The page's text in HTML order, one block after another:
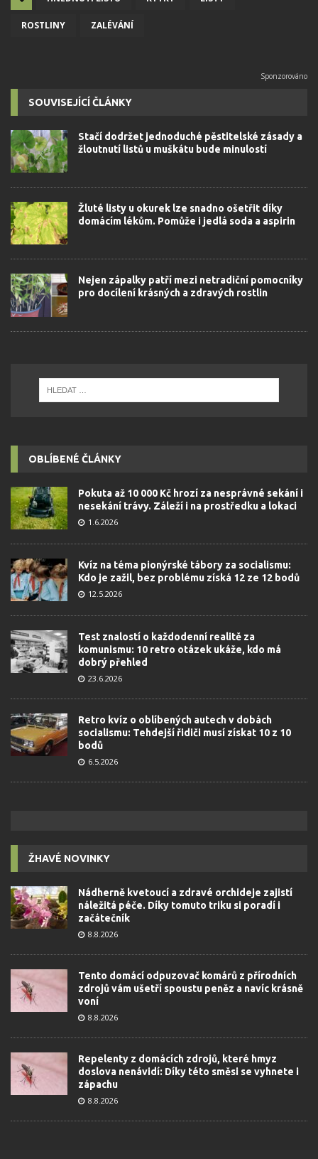
ROSTLINY ZALÉVÁNÍ
SOUVISEJÍCÍ ČLÁNKY
Stačí dodržet jednoduché pěstitelské zásady a
žloutnutí listů u muškátu bude minulostí
Žluté listy u okurek lze snadno ošetřit díky
domácím lékům. Pomůže i jedlá soda a aspirin
Nejen zápalky patří mezi netradiční pomocníky
pro docílení krásných a zdravých rostlin
OBLÍBENÉ ČLÁNKY
Pokuta až 10 000 Kč hrozí za nesprávné sekání i
nesekání trávy. Záleží i na prostředku a lokaci
1.6.2026
Kvíz na téma pionýrské tábory za socialismu:
Kdo je zažil, bez problému získá 12 ze 12 bodů
12.5.2026
Test znalostí o každodenní realitě za
komunismu: 10 retro otázek ukáže, kdo má
dobrý přehled
23.6.2026
Retro kvíz o oblíbených autech v dobách
socialismu: Tehdejší řidiči musí získat 10 z 10
bodů
6.5.2026
ŽHAVÉ NOVINKY
Nádherně kvetoucí a zdravé orchideje zajistí
náležitá péče. Díky tomuto triku si poradí i
začátečník
8.8.2026
Tento domácí odpuzovač komárů z přírodních
zdrojů vám ušetří spoustu peněz a navíc krásně
voní
8.8.2026
Repelenty z domácích zdrojů, které hmyz
doslova nenávidí: Díky této směsi se vyhnete i
zápachu
8.8.2026